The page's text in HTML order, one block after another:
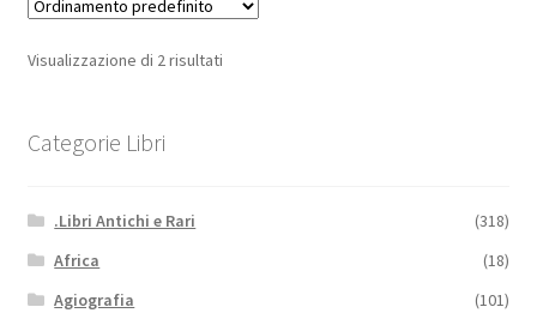
Visualizzazione di 2 risultati
Categorie Libri
.Libri Antichi e Rari
(318)
Africa
(18)
Agiografia
(101)